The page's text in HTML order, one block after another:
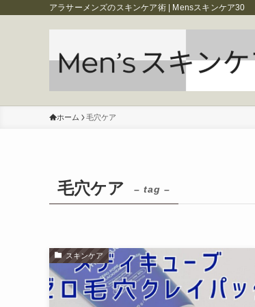
アラサーメンズのスキンケア術 | Mensスキンケア30
ホーム 毛穴ケア
毛穴ケア – tag –
スキンケア